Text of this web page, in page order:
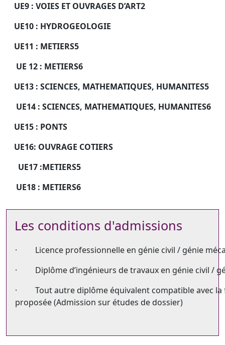
UE9 : VOIES ET OUVRAGES D’ART2
UE10 : HYDROGEOLOGIE
UE11 : METIERS5
UE 12 : METIERS6
UE13 : SCIENCES, MATHEMATIQUES, HUMANITES5
UE14 : SCIENCES, MATHEMATIQUES, HUMANITES6
UE15 : PONTS
UE16: OUVRAGE COTIERS
UE17 :METIERS5
UE18 : METIERS6
Les conditions d'admissions
· Licence professionnelle en génie civil / génie
· Diplôme d’ingénieurs de travaux en génie civil /
· Tout autre diplôme équivalent compatible avec la
proposée (Admission sur études de dossier)